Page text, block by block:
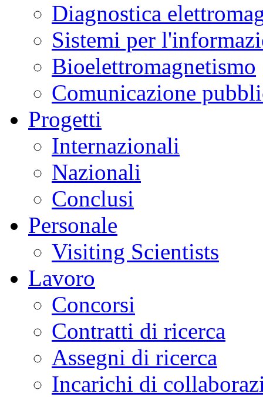
Diagnostica
Sistemi per
Bioelettromagnetismo
Comunicazione
Progetti
Internazionali
Nazionali
Conclusi
Personale
Visiting Scientists
Lavoro
Concorsi
Contratti di ricerca
Assegni di ricerca
Incarichi di